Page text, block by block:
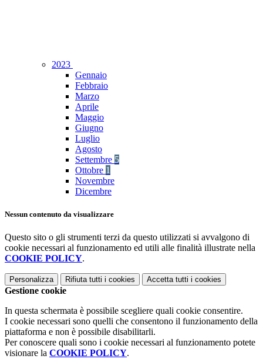
2023
Gennaio
Febbraio
Marzo
Aprile
Maggio
Giugno
Luglio
Agosto
Settembre 5
Ottobre 1
Novembre
Dicembre
Nessun contenuto da visualizzare
Questo sito o gli strumenti terzi da questo utilizzati si avvalgono di
cookie necessari al funzionamento ed utili alle finalità illustrate nella
COOKIE POLICY.
Personalizza Rifiuta tutti i cookies Accetta tutti i cookies
Gestione cookie
In questa schermata è possibile scegliere quali cookie consentire.
I cookie necessari sono quelli che consentono il funzionamento della
piattaforma e non è possibile disabilitarli.
Per conoscere quali sono i cookie necessari al funzionamento potete
visionare la COOKIE POLICY.